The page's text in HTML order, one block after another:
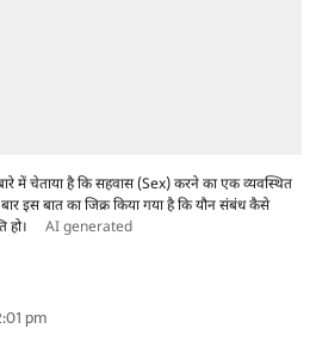
में चेताया है कि सहवास (Sex) करने का एक व्यवस्थित
बार इस बात का जिक्र किया गया है कि यौन संबंध कैसे
हो।
AI generated
pm